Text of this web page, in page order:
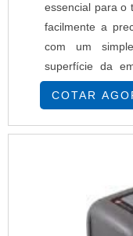
essencial para o
facilmente a
com um
superfície da
utilizada e
etiquetas
praticidade,
informação
COTAR